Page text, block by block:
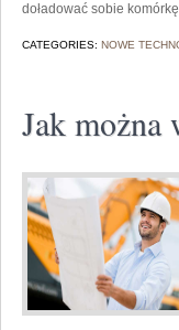
doładować sobie
CATEGORIES: NOWE
Jak można